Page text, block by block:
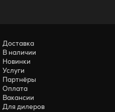
Доставка
В наличии
Новинки
Услуги
Партнёры
Оплата
Вакансии
Для дилеров